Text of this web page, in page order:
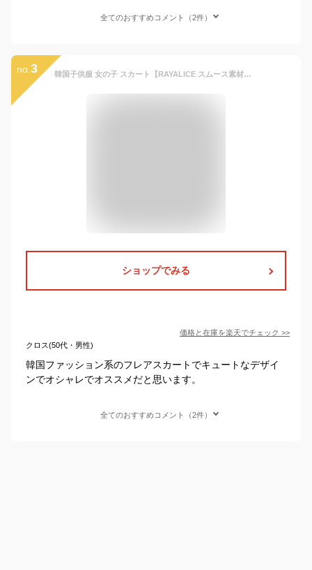
全てのおすすめコメント（2件）
no. 3 韓国子供服 女の子 スカート【RAYALICE スムース素材キッズ ジュニア フレアスカート】110cm 120cm 130cm 140cm 150cm 160cm ミニスカート韓国子供服 LOVE ANGEL ラブエンジェル RAYALICE レイアリス 子供服 スカート 女の子 ストライプ 無地 黒 ブラック 160cm
ショップでみる
価格と在庫を楽天でチェック >>
クロス(50代・男性)
韓国ファッション系のフレアスカートでキュートなデザイ
ンでオシャレでオススメだと思います。
全てのおすすめコメント（2件）